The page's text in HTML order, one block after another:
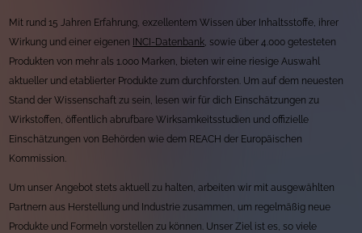
Mit rund 15 Jahren Erfahrung, exzellentem Wissen über Inhaltsstoffe, ihrer
Wirkung und einer eigenen INCI-Datenbank , sowie über 4.000 getesteten
Produkten von mehr als 1.000 Marken, bieten wir eine riesige Auswahl
aktueller und etablierter Produkte zum durchforsten. Um auf dem neuesten
Stand der Wissenschaft zu sein, lesen wir für dich Einschätzungen zu
Wirkstoffen, öffentlich abrufbare Wirksamkeitsstudien und offizielle
Einschätzungen von Behörden wie dem REACH der Europäischen
Kommission.
Um unser Angebot stets aktuell zu halten, arbeiten wir mit ausgewählten
Partnern aus Herstellung und Industrie zusammen, um regelmäßig neue
Produkte und Formeln vorstellen zu können. Unser Ziel ist es, so viele